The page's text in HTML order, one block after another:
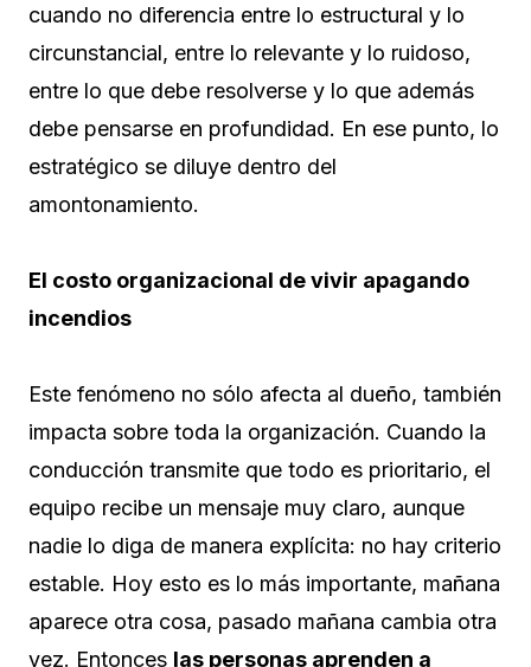
cuando no diferencia entre lo estructural y lo
circunstancial, entre lo relevante y lo ruidoso,
entre lo que debe resolverse y lo que además
debe pensarse en profundidad. En ese punto, lo
estratégico se diluye dentro del
amontonamiento.
El costo organizacional de vivir apagando
incendios
Este fenómeno no sólo afecta al dueño, también
impacta sobre toda la organización. Cuando la
conducción transmite que todo es prioritario, el
equipo recibe un mensaje muy claro, aunque
nadie lo diga de manera explícita: no hay criterio
estable. Hoy esto es lo más importante, mañana
aparece otra cosa, pasado mañana cambia otra
vez. Entonces las personas aprenden a